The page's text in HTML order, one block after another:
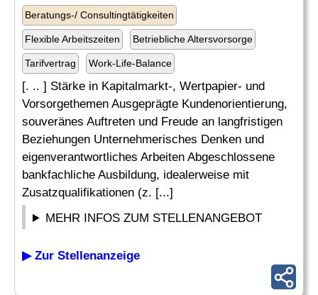
Beratungs-/ Consultingtätigkeiten
Flexible Arbeitszeiten Betriebliche Altersvorsorge
Tarifvertrag Work-Life-Balance
[. .. ] Stärke in Kapitalmarkt-, Wertpapier- und
Vorsorgethemen Ausgeprägte Kundenorientierung,
souveränes Auftreten und Freude an langfristigen
Beziehungen Unternehmerisches Denken und
eigenverantwortliches Arbeiten Abgeschlossene
bankfachliche Ausbildung, idealerweise mit
Zusatzqualifikationen (z. [...]
MEHR INFOS ZUM STELLENANGEBOT
▶ Zur Stellenanzeige